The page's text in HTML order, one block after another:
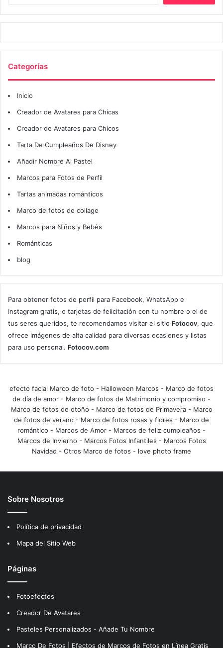
Categorías
Inicio
Creador de Avatares para Chicas
Creador de Avatares para Chicos
Tarta De Cumpleaños De Disney
Añadir Nombre Al Pastel
Marcos para Fotos de Perfil
Tartas animadas románticos
Marco de fotos de collage
Marcos para Niños y Bebés
Románticas
blog
Para obtener fotos de perfil para Facebook, WhatsApp e
Instagram gratis, o tarjetas de felicitación con tu nombre o el de
tus seres queridos, te recomendamos visitar el sitio Fotocov, que
ofrece imágenes de alta calidad para diversas ocasiones y listas
para uso personal. Fotocov.com
efecto facial Marco de foto - Halloween Marcos - Marco de fotos
de día de amor - Marco de fotos de Matrimonio y compromiso -
Marco de fotos de otoño - Marco de fotos de Primavera- Marco
de fotos de verano - Marco de fotos rosas y flores - Marco de
romántico - Marcos de Amor - Marcos de feliz cumpleaños -
Marcos de Invierno - Marcos Fotos Infantiles - Marcos Fotos
Navidad - Otros Marco de fotos - love photo frame
Sobre Nosotros
Política de privacidad
Mapa del Sitio Web
Páginas
Fotoefectos
Creador De Avatares
Pasteles Personalizados - Añade Tu Nombre
Marco De Fotos | Efectos de Marcos de Fotos en Línea Gratis